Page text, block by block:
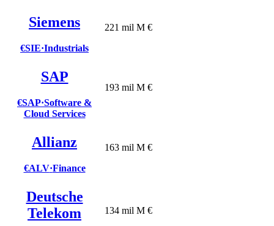
Siemens
€SIE·Industrials
221 mil M €
SAP
€SAP·Software &
Cloud Services
193 mil M €
Allianz
€ALV·Finance
163 mil M €
Deutsche
Telekom
134 mil M €